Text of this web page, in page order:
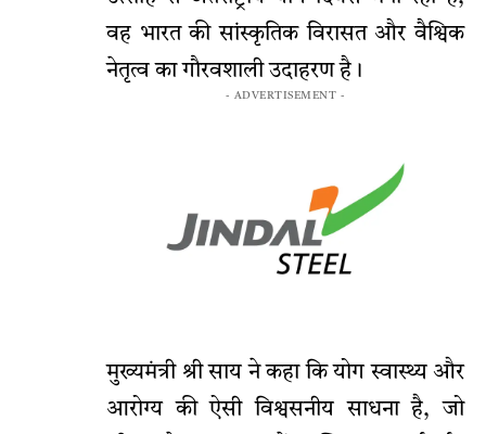
वह भारत की सांस्कृतिक विरासत और वैश्विक
नेतृत्व का गौरवशाली उदाहरण है।
- ADVERTISEMENT -
मुख्यमंत्री श्री साय ने कहा कि योग स्वास्थ्य और
आरोग्य की ऐसी विश्वसनीय साधना है, जो